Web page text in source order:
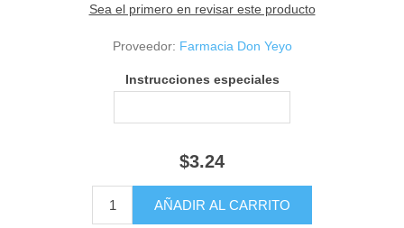
Sea el primero en revisar este producto
Proveedor: Farmacia Don Yeyo
Instrucciones especiales
$3.24